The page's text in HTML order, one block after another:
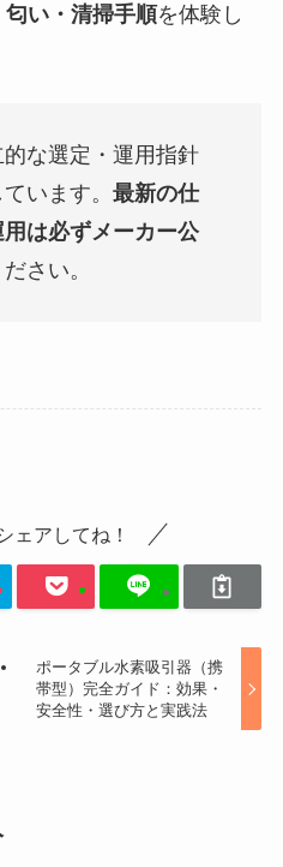
匂い・清掃手順を体験し
な選定・運用指針
います。 最新の仕
は必ずメーカー公
さい。
ェアしてね！
ポータブル水素吸引器（携
帯型）完全ガイド：効果・
安全性・選び方と実践法